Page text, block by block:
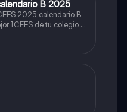
B 2025
2025 calendario B
ICFES de tu colegio y
estudiar aquella